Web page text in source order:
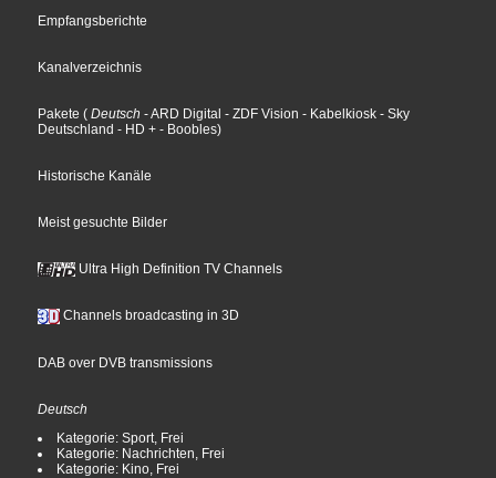
Empfangsberichte
Kanalverzeichnis
Pakete ( Deutsch - ARD Digital - ZDF Vision - Kabelkiosk - Sky
Deutschland - HD + - Boobles)
Historische Kanäle
Meist gesuchte Bilder
Ultra High Definition TV Channels
Channels broadcasting in 3D
DAB over DVB transmissions
Deutsch
Kategorie: Sport, Frei
Kategorie: Nachrichten, Frei
Kategorie: Kino, Frei